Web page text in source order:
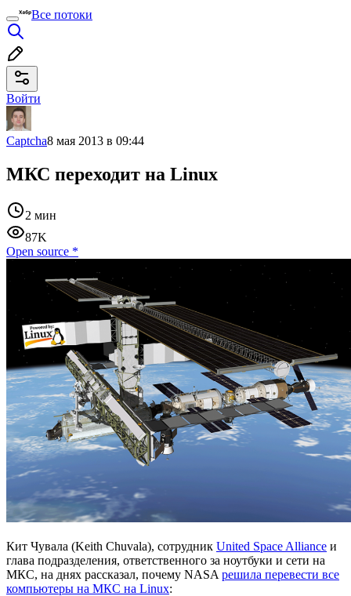
Все потоки
Войти
Captcha8 мая 2013 в 09:44
МКС переходит на Linux
2 мин
87K
Open source *
Кит Чувала (Keith Chuvala), сотрудник United Space Alliance и
глава подразделения, ответственного за ноутбуки и сети на
МКС, на днях рассказал, почему NASA решила перевести все
компьютеры на МКС на Linux: